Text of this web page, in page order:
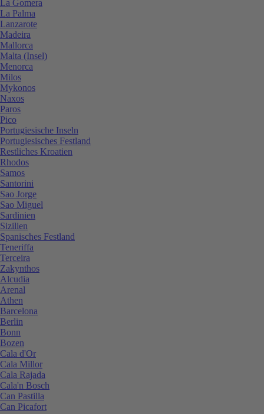
La Gomera
La Palma
Lanzarote
Madeira
Mallorca
Malta (Insel)
Menorca
Milos
Mykonos
Naxos
Paros
Pico
Portugiesische Inseln
Portugiesisches Festland
Restliches Kroatien
Rhodos
Samos
Santorini
Sao Jorge
Sao Miguel
Sardinien
Sizilien
Spanisches Festland
Teneriffa
Terceira
Zakynthos
Alcudia
Arenal
Athen
Barcelona
Berlin
Bonn
Bozen
Cala d'Or
Cala Millor
Cala Rajada
Cala'n Bosch
Can Pastilla
Can Picafort